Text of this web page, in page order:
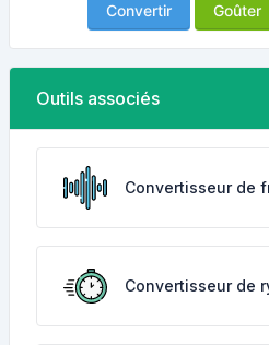
Convertir Goûter
Outils associés
Convertisseur de
Convertisseur de